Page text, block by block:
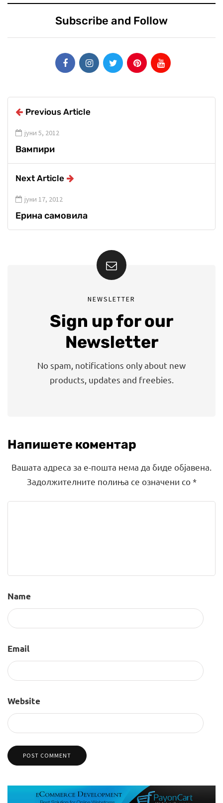
Subscribe and Follow
Previous Article
јуни 5, 2012
Вампири
Next Article
јуни 17, 2012
Ерина самовила
NEWSLETTER
Sign up for our
Newsletter
No spam, notifications only about new
products, updates and freebies.
Напишете коментар
Вашата адреса за е-пошта нема да биде објавена.
Задолжителните полиња се означени со*
Name
Email
Website